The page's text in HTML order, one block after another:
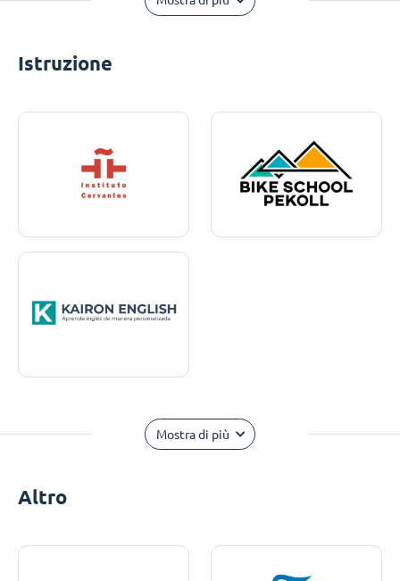
Istruzione
Mostra di più
Altro